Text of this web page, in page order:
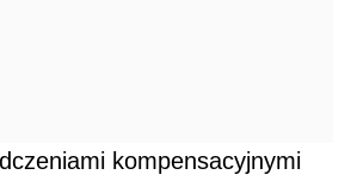
kompensacyjnymi